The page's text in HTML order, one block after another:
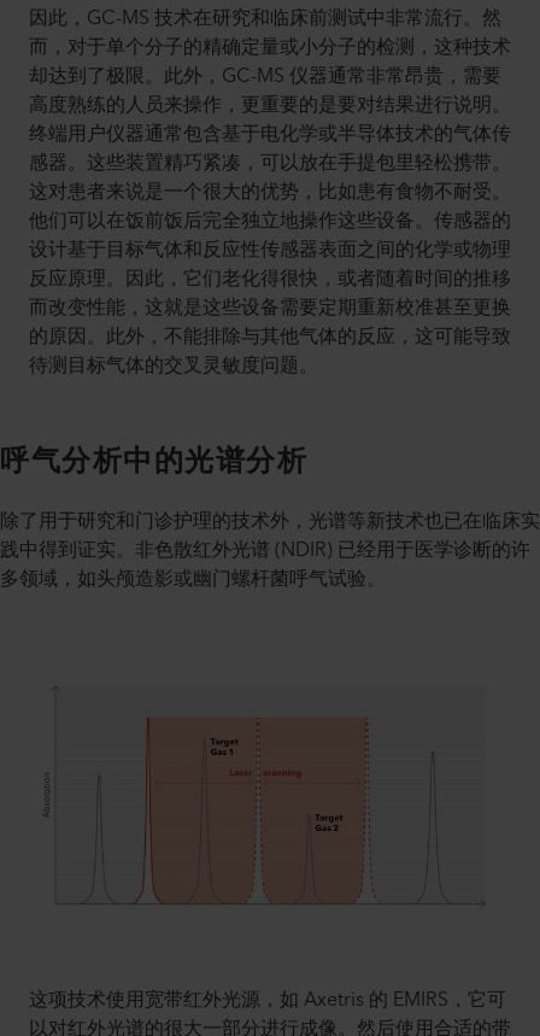
因此，GC-MS 技术在研究和临床前测试中非常流行。然
而，对于单个分子的精确定量或小分子的检测，这种技术
却达到了极限。此外，GC-MS 仪器通常非常昂贵，需要
高度熟练的人员来操作，更重要的是要对结果进行说明。
终端用户仪器通常包含基于电化学或半导体技术的气体传
感器。这些装置精巧紧凑，可以放在手提包里轻松携带。
这对患者来说是一个很大的优势，比如患有食物不耐受。
他们可以在饭前饭后完全独立地操作这些设备。传感器的
设计基于目标气体和反应性传感器表面之间的化学或物理
反应原理。因此，它们老化得很快，或者随着时间的推移
而改变性能，这就是这些设备需要定期重新校准甚至更换
的原因。此外，不能排除与其他气体的反应，这可能导致
待测目标气体的交叉灵敏度问题。
呼气分析中的光谱分析
除了用于研究和门诊护理的技术外，光谱等新技术也已在临床实
践中得到证实。非色散红外光谱 (NDIR) 已经用于医学诊断的许
多领域，如头颅造影或幽门螺杆菌呼气试验。
这项技术使用宽带红外光源，如 Axetris 的 EMIRS，它可
以对红外光谱的很大一部分进行成像。然后使用合适的带